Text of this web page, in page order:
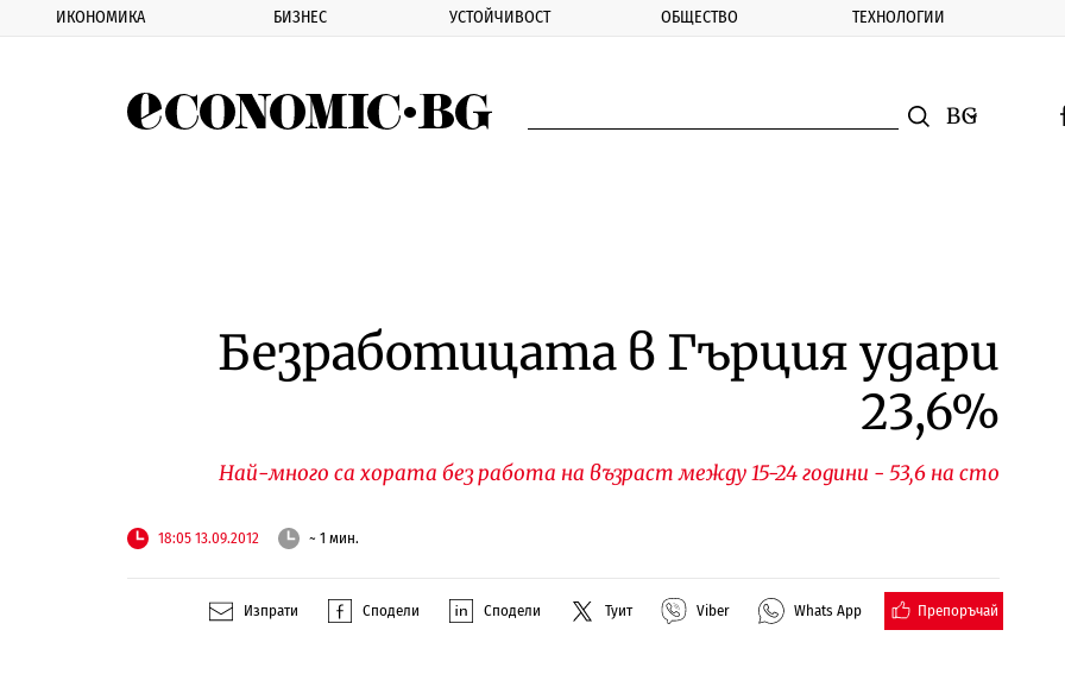
ИКОНОМИКА БИЗНЕС УСТОЙЧИВОСТ ОБЩЕСТВО ТЕХНОЛОГИИ
Смяна на
Безработицата в Гърция удари
23,6%
Най-много са хората без работа на възраст между 15-24 години - 53,6 на сто
18:05 13.09.2012 ~ 1 мин.
Изпрати Сподели Сподели Туит Viber Whats App Препоръчай